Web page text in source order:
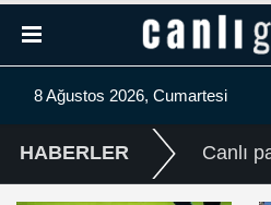
8 Ağustos 2026, Cumartesi
HABERLER Canlı